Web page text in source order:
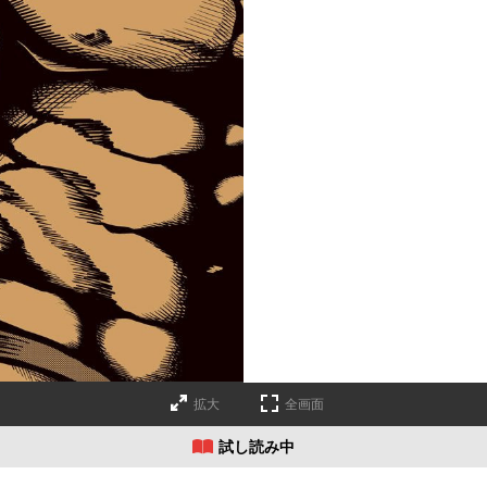
拡大 全画面
試し読み中